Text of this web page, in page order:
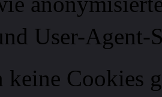
User-Agent-
keine Cookies